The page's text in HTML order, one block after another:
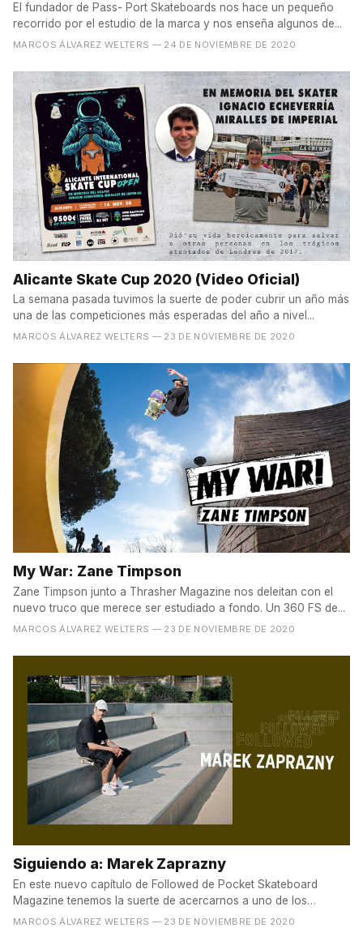
El fundador de Pass- Port Skateboards nos hace un pequeño
recorrido por el estudio de la marca y nos enseña algunos de...
MARCOS ÁLVAREZ WELTERS — 24 DE NOVIEMBRE DE 2020
Alicante Skate Cup 2020 (Video Oficial)
La semana pasada tuvimos la suerte de poder cubrir un año más
una de las competiciones más esperadas del año a nivel...
MARCOS ÁLVAREZ WELTERS — 23 DE NOVIEMBRE DE 2020
My War: Zane Timpson
Zane Timpson junto a Thrasher Magazine nos deleitan con el
nuevo truco que merece ser estudiado a fondo. Un 360 FS de...
MARCOS ÁLVAREZ WELTERS — 23 DE NOVIEMBRE DE 2020
Siguiendo a: Marek Zaprazny
En este nuevo capítulo de Followed de Pocket Skateboard
Magazine tenemos la suerte de acercarnos a uno de los
skaters...
MARCOS ÁLVAREZ WELTERS — 23 DE NOVIEMBRE DE 2020